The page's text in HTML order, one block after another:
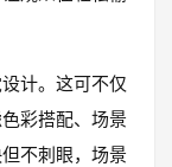
计。这可不仅
彩搭配、场景
不刺眼，场景